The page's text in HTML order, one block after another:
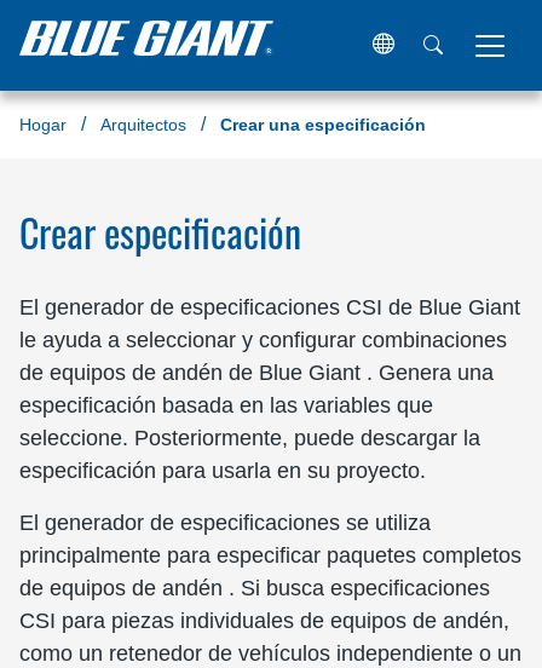
Hogar Arquitectos Crear una especificación
Crear especificación
El generador de especificaciones CSI de Blue Giant
le ayuda a seleccionar y configurar combinaciones
de equipos de andén de Blue Giant . Genera una
especificación basada en las variables que
seleccione. Posteriormente, puede descargar la
especificación para usarla en su proyecto.
El generador de especificaciones se utiliza
principalmente para especificar paquetes completos
de equipos de andén . Si busca especificaciones
CSI para piezas individuales de equipos de andén,
como un retenedor de vehículos independiente o un